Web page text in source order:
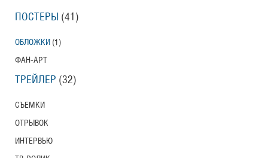
ПОСТЕРЫ (41)
ОБЛОЖКИ (1)
ФАН-АРТ
ТРЕЙЛЕР (32)
СЪЕМКИ
ОТРЫВОК
ИНТЕРВЬЮ